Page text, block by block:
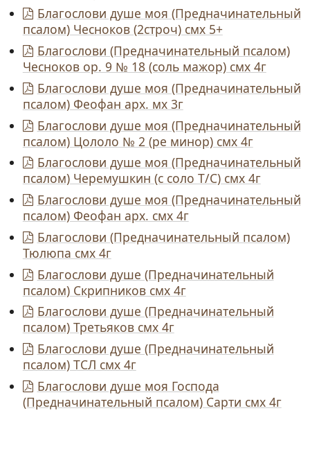
Благослови душе моя (Предначинательный
псалом) Чесноков (2строч) смх 5+
Благослови (Предначинательный псалом)
Чесноков ор. 9 № 18 (соль мажор) смх 4г
Благослови душе моя (Предначинательный
псалом) Феофан арх. мх 3г
Благослови душе моя (Предначинательный
псалом) Цололо № 2 (ре минор) смх 4г
Благослови душе моя (Предначинательный
псалом) Черемушкин (с соло Т/С) смх 4г
Благослови душе моя (Предначинательный
псалом) Феофан арх. смх 4г
Благослови (Предначинательный псалом)
Тюлюпа смх 4г
Благослови душе (Предначинательный
псалом) Скрипников смх 4г
Благослови душе (Предначинательный
псалом) Третьяков смх 4г
Благослови душе (Предначинательный
псалом) ТСЛ смх 4г
Благослови душе моя Господа
(Предначинательный псалом) Сарти смх 4г